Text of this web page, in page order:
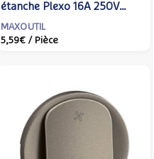
étanche Plexo 16A 250V
IP55 IK08 avec enjoliveur
finition gris - LEGRAND -
MAXOUTIL
5,59€ / Pièce